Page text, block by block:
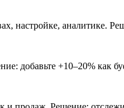
настройке, аналитике.
добавьте +10–20% как